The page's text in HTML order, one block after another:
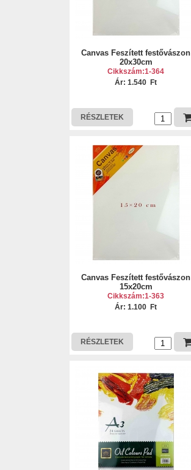
Canvas Feszített festővászon
20x30cm
Cikkszám:1-364
Ár: 1.540 Ft
RÉSZLETEK
Canvas Feszített festővászon
15x20cm
Cikkszám:1-363
Ár: 1.100 Ft
RÉSZLETEK